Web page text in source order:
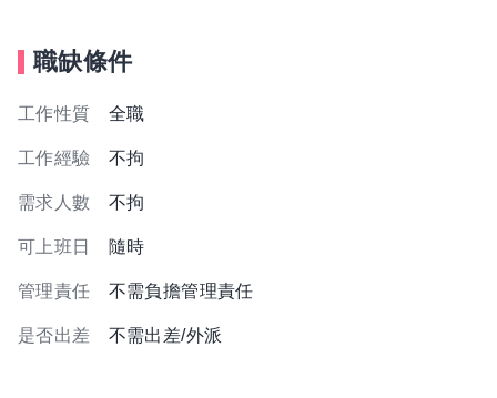
職缺條件
工作性質 全職
工作經驗 不拘
需求人數 不拘
可上班日 隨時
管理責任 不需負擔管理責任
是否出差 不需出差/外派